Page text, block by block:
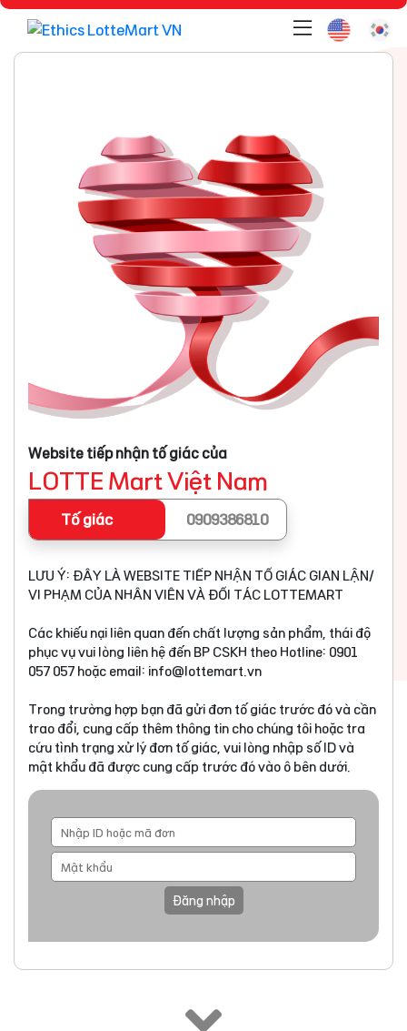
Website tiếp nhận tố giác của
LOTTE Mart Việt Nam
Tố giác 0909386810
LƯU Ý: ĐÂY LÀ WEBSITE TIẾP NHẬN TỐ GIÁC GIAN LẬN/
VI PHẠM CỦA NHÂN VIÊN VÀ ĐỐI TÁC LOTTEMART
Các khiếu nại liên quan đến chất lượng sản phẩm, thái độ
phục vụ vui lòng liên hệ đến BP CSKH theo Hotline: 0901
057 057 hoặc email: info@lottemart.vn
Trong trường hợp bạn đã gửi đơn tố giác trước đó và cần
trao đổi, cung cấp thêm thông tin cho chúng tôi hoặc tra
cứu tình trạng xử lý đơn tố giác, vui lòng nhập số ID và
mật khẩu đã được cung cấp trước đó vào ô bên dưới.
Đăng nhập